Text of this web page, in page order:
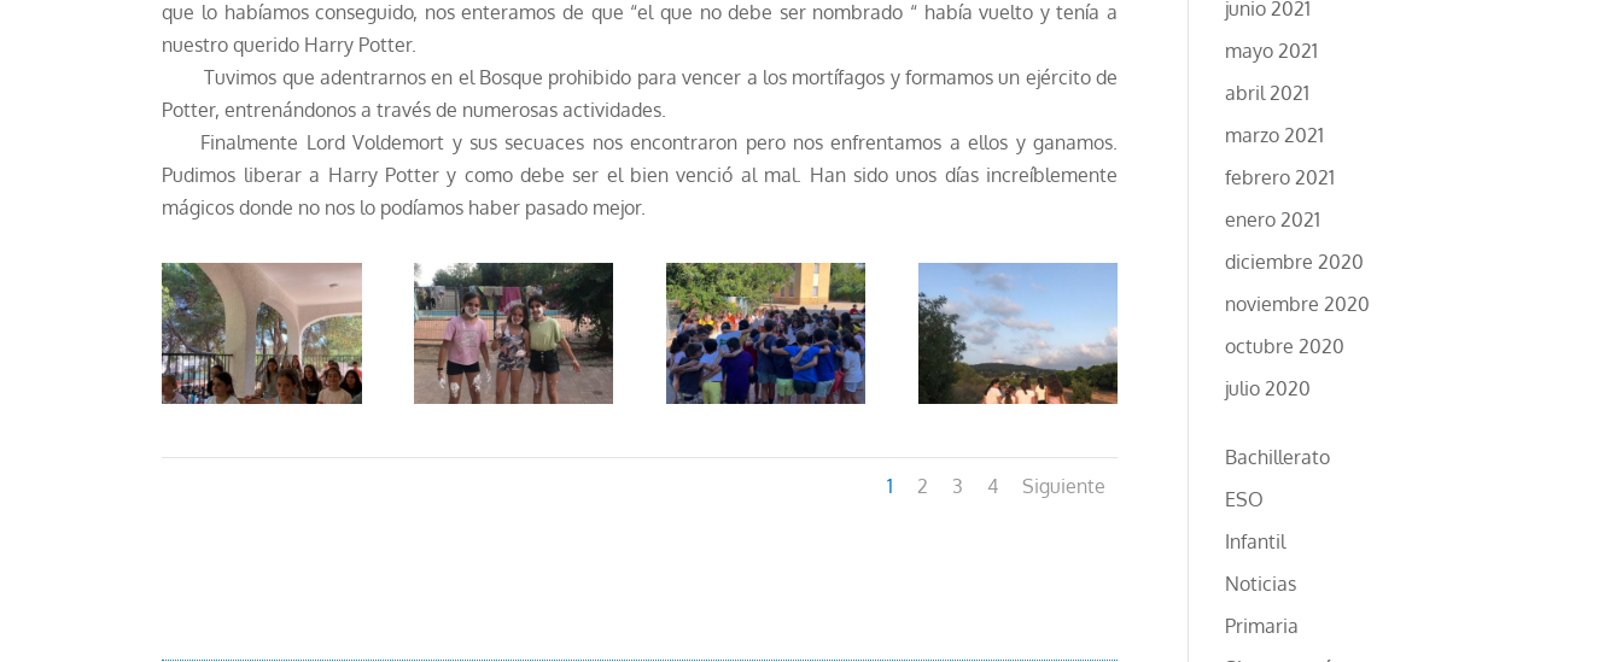
que lo habíamos conseguido, nos enteramos de que “el que no debe ser nombrado “ había vuelto y tenía a
nuestro querido Harry Potter.
Tuvimos que adentrarnos en el Bosque prohibido para vencer a los mortífagos y formamos un ejército de
Potter, entrenándonos a través de numerosas actividades.
Finalmente Lord Voldemort y sus secuaces nos encontraron pero nos enfrentamos a ellos y ganamos.
Pudimos liberar a Harry Potter y como debe ser el bien venció al mal. Han sido unos días increíblemente
mágicos donde no nos lo podíamos haber pasado mejor.
1 2 3 4 Siguiente
junio 2021
mayo 2021
abril 2021
marzo 2021
febrero 2021
enero 2021
diciembre 2020
noviembre 2020
octubre 2020
julio 2020
Bachillerato
ESO
Infantil
Noticias
Primaria